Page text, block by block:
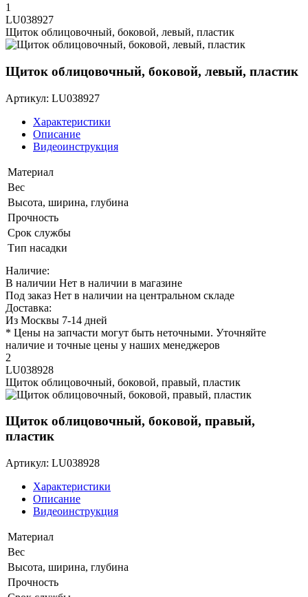
1
LU038927
Щиток облицовочный, боковой, левый, пластик
Щиток облицовочный, боковой, левый, пластик
Артикул: LU038927
Характеристики
Описание
Видеоинструкция
Материал
Вес
Высота, ширина, глубина
Прочность
Срок службы
Тип насадки
Наличие:
В наличии Нет в наличии в магазине
Под заказ Нет в наличии на центральном складе
Доставка:
Из Москвы 7-14 дней
* Цены на запчасти могут быть неточными. Уточняйте
наличие и точные цены у наших менеджеров
2
LU038928
Щиток облицовочный, боковой, правый, пластик
Щиток облицовочный, боковой, правый,
пластик
Артикул: LU038928
Характеристики
Описание
Видеоинструкция
Материал
Вес
Высота, ширина, глубина
Прочность